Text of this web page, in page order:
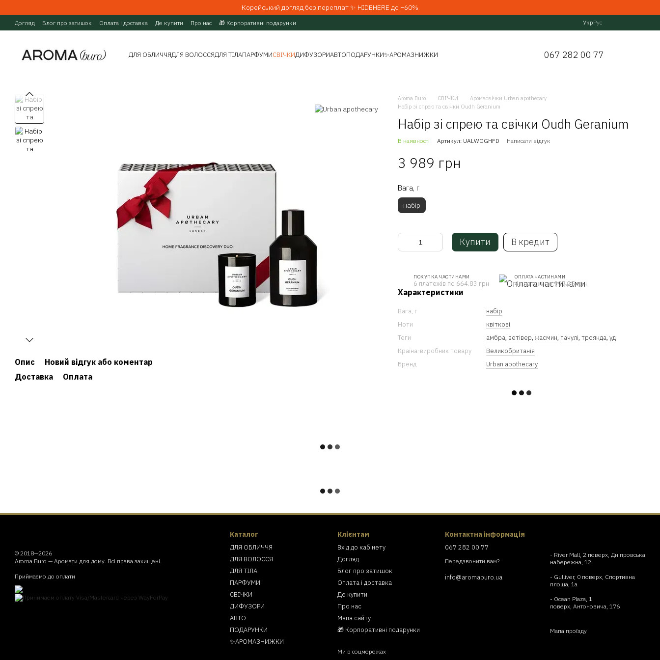
Корейський догляд без переплат ✨ HIDEHERE до −60%
Догляд Блог про затишок Оплата і доставка Де купити Про нас 🎁 Корпоративні подарунки УкрРус
ДЛЯ ОБЛИЧЧЯДЛЯ ВОЛОССЯДЛЯ ТІЛАПАРФУМИСВІЧКИДИФУЗОРИАВТОПОДАРУНКИ✨АРОМАЗНИЖКИ 067 282 00 77
Опис
Новий відгук або коментар
Доставка
Оплата
Aroma Buro СВІЧКИ
Аромасвічки Urban apothecary
Набір зі спрею та свічки Oudh Geranium
Набір зі спрею та свічки Oudh Geranium
В наявності Артикул: UALWOGHFD Написати відгук
3 989 грн
Вага, г
набір
Купити В кредит
ПОКУПКА ЧАСТИНАМИ
6 платежів по 664.83 грн
ОПЛАТА ЧАСТИНАМИ
4 платежі по 997.25 грн
Характеристики
Вага, г
набір
Ноти
квіткові
Теги
амбра, ветівер,жасмин, пачулі,троянда,уд
Країна-виробник товару
Великобританія
Бренд
Urban apothecary
© 2018—2026
Aroma Buro — Аромати для дому. Всі права захищені.
Приймаємо до оплати
Каталог
ДЛЯ ОБЛИЧЧЯ
ДЛЯ ВОЛОССЯ
ДЛЯ ТІЛА
ПАРФУМИ
СВІЧКИ
ДИФУЗОРИ
АВТО
ПОДАРУНКИ
✨АРОМАЗНИЖКИ
Клієнтам
Вхід до кабінету
Догляд
Блог про затишок
Оплата і доставка
Де купити
Про нас
Мапа сайту
🎁 Корпоративні подарунки
Ми в соцмережах
Контактна інформація
067 282 00 77
Передзвонити вам?
info@aromaburo.ua
- River Mall, 2 поверх, Дніпровська
набережна, 12
- Gulliver, 0 поверх, Спортивна
площа, 1а
- Ocean Plaza, 1
поверх, Антоновича, 176
Мапа проїзду